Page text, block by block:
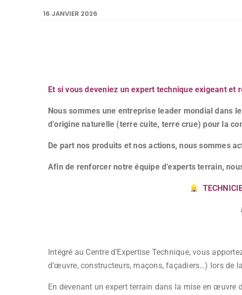
16 JANVIER 2026
Et si vous deveniez un expert technique exigeant
Nous sommes une entreprise leader mondial dans
d’origine naturelle (terre cuite, terre crue) pour la
De part nos produits et nos actions, nous sommes
Afin de renforcer notre équipe d’experts terrain,
Intégré au Centre d’Expertise Technique, vous
d’œuvre, constructeurs, maçons, façadiers…) lors de
En devenant un expert terrain dans la mise en œuvre